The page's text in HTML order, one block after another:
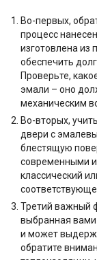
Во-первых,
процесс
изготовлена из
обеспечить
Проверьте,
эмали – оно
механическим
Во-вторых,
двери с
блестящую
современными
классический
Третий важный
выбранная
и может
обратите